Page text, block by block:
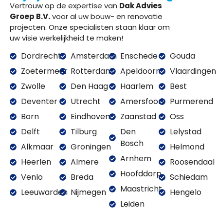
Vertrouw op de expertise van Dak Advies
Groep B.V.voor al uw bouw- en renovatie
projecten. Onze specialisten staan klaar om
uw visie werkelijkheid te maken!
Dordrecht
Zoetermeer
Zwolle
Deventer
Born
Delft
Alkmaar
Heerlen
Venlo
Leeuwarden
Amsterdam
Rotterdam
Den Haag
Utrecht
Eindhoven
Tilburg
Groningen
Almere
Breda
Nijmegen
Enschede
Apeldoorn
Haarlem
Amersfoort
Zaanstad
Den
Bosch
Arnhem
Hoofddorp
Maastricht
Leiden
Gouda
Vlaardingen
Best
Purmerend
Oss
Lelystad
Helmond
Roosendaal
Schiedam
Hengelo